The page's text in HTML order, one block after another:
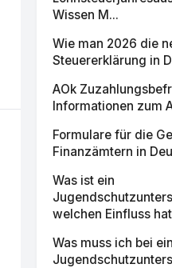
Wissen M...
Wie man 2026 die
Steuererklärung in
AOk
Informationen zum
Formulare für die
Finanzämtern in
Was ist ein
welchen Einfluss
Was muss ich bei